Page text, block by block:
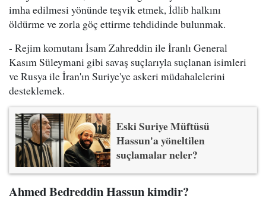
imha edilmesi yönünde teşvik etmek, İdlib halkını
öldürme ve zorla göç ettirme tehdidinde bulunmak.
- Rejim komutanı İsam Zahreddin ile İranlı General
Kasım Süleymani gibi savaş suçlarıyla suçlanan isimleri
ve Rusya ile İran'ın Suriye'ye askeri müdahalelerini
desteklemek.
Eski Suriye Müftüsü
Hassun'a yöneltilen
suçlamalar neler?
Ahmed Bedreddin Hassun kimdir?